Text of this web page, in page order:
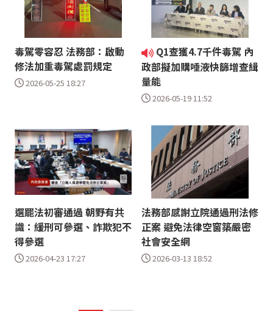
毒駕零容忍 法務部：啟動
修法加重毒駕處罰規定
2026-05-25 18:27
Q1查獲4.7千件毒駕 內
政部擬加購唾液快篩增查緝
量能
2026-05-19 11:52
選罷法初審通過 朝野有共
識：緩刑可參選、詐欺犯不
得參選
2026-04-23 17:27
法務部感謝立院通過刑法修
正案 避免法律空窗築嚴密
社會安全網
2026-03-13 18:52